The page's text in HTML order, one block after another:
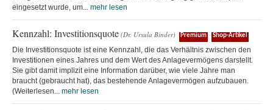
eingesetzt wurde, um... mehr lesen
Kennzahl: Investitionsquote (Dr. Ursula Binder) Premium Shop-Artikel
Die Investitionsquote ist eine Kennzahl, die das Verhältnis zwischen den
Investitionen eines Jahres und dem Wert des Anlagevermögens darstellt.
Sie gibt damit implizit eine Information darüber, wie viele Jahre man
braucht (gebraucht hat), das bestehende Anlagevermögen aufzubauen.
(Weiterlesen... mehr lesen